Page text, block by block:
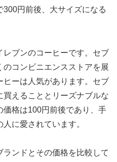
円前後、大サイズになる
レブンのコーヒーです。セブ
コンビニエンスストアを展
ヒーは人気があります。セブ
えることとリーズナブルな
格は100円前後であり、手
に愛されています。
ンドとその価格を比較して